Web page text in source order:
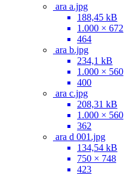
ara a.jpg
188,45 kB
1.000 × 672
464
ara b.jpg
234,1 kB
1.000 × 560
400
ara c.jpg
208,31 kB
1.000 × 560
362
ara d 001.jpg
134,54 kB
750 × 748
423